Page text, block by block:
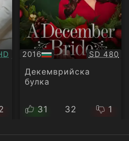
2016
БГ
аудио
SD 480
Декемврийска
булка
31 32 1